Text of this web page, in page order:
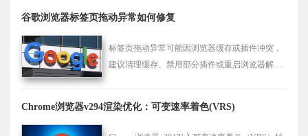
谷歌浏览器标签页拖动异常如何修复
标签页拖动异常可能因浏览器缓存或插件冲突，
建议清理缓存、禁用部分插件或重启浏览器解
Chrome浏览器v294渲染优化：可变速率着色(VRS)